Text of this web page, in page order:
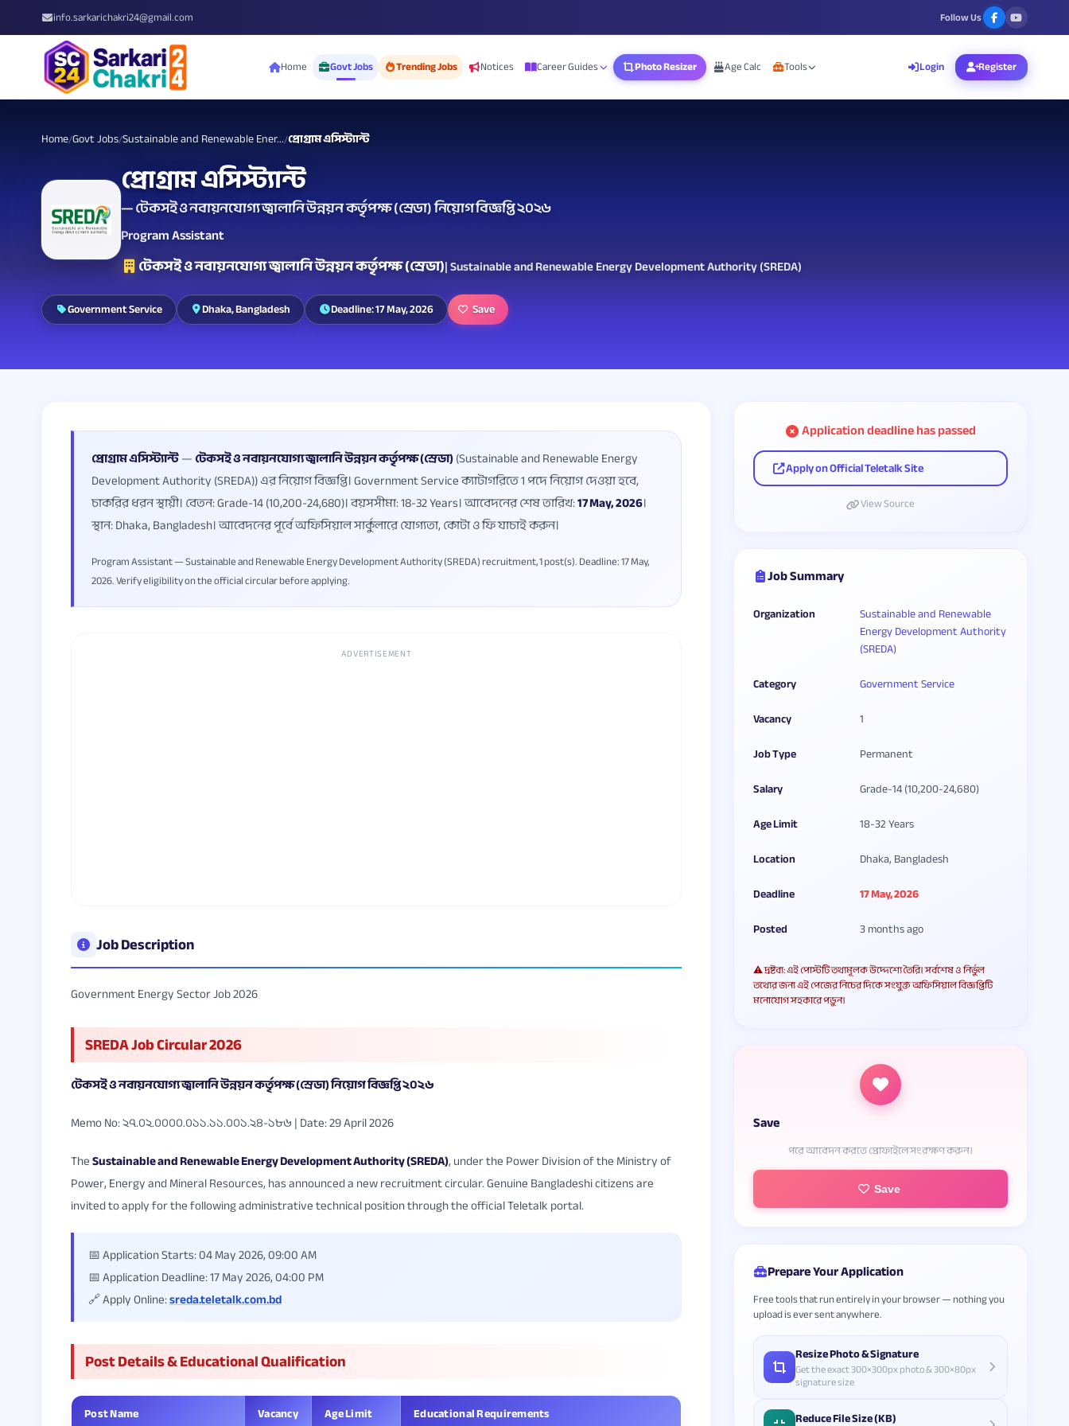
info.sarkarichakri24@gmail.com Follow Us
Home Govt Jobs Trending Jobs Notices Career Guides Photo Resizer Age Calc Tools Login Register
Home/Govt Jobs/Sustainable and Renewable Ener.../প্রোগ্রাম এসিস্ট্যান্ট
প্রোগ্রাম এসিস্ট্যান্ট
— টেকসই ও নবায়নযোগ্য জ্বালানি উন্নয়ন কর্তৃপক্ষ (স্রেডা) নিয়োগ বিজ্ঞপ্তি ২০২৬
Program Assistant
টেকসই ও নবায়নযোগ্য জ্বালানি উন্নয়ন কর্তৃপক্ষ (স্রেডা)| Sustainable and Renewable Energy Development Authority (SREDA)
Government Service Dhaka, Bangladesh Deadline: 17 May, 2026 Save
প্রোগ্রাম এসিস্ট্যান্ট—টেকসই ও নবায়নযোগ্য জ্বালানি উন্নয়ন কর্তৃপক্ষ (স্রেডা)(Sustainable and Renewable Energy
Development Authority (SREDA)) এর নিয়োগ বিজ্ঞপ্তি। Government Service ক্যাটাগরিতে 1 পদে নিয়োগ দেওয়া হবে,
চাকরির ধরন স্থায়ী। বেতন: Grade-14 (10,200-24,680)। বয়সসীমা: 18-32 Years। আবেদনের শেষ তারিখ:17 May, 2026।
স্থান: Dhaka, Bangladesh। আবেদনের পূর্বে অফিসিয়াল সার্কুলারে যোগ্যতা, কোটা ও ফি যাচাই করুন।
Program Assistant — Sustainable and Renewable Energy Development Authority (SREDA) recruitment, 1 post(s). Deadline: 17 May,
2026. Verify eligibility on the official circular before applying.
ADVERTISEMENT
Job Description
Government Energy Sector Job 2026
SREDA Job Circular 2026
টেকসই ও নবায়নযোগ্য জ্বালানি উন্নয়ন কর্তৃপক্ষ (স্রেডা) নিয়োগ বিজ্ঞপ্তি ২০২৬
Memo No: ২৭.০২.০০০০.০১১.১১.০০১.২৪-১৮৬ | Date: 29 April 2026
TheSustainable and Renewable Energy Development Authority (SREDA), under the Power Division of the Ministry of
Power, Energy and Mineral Resources, has announced a new recruitment circular. Genuine Bangladeshi citizens are
invited to apply for the following administrative technical position through the official Teletalk portal.
📅 Application Starts: 04 May 2026, 09:00 AM
📅 Application Deadline: 17 May 2026, 04:00 PM
🔗 Apply Online:sreda.teletalk.com.bd
Post Details & Educational Qualification
Post Name Vacancy Age Limit Educational Requirements
Application deadline has passed
Apply on Official Teletalk Site
View Source
Job Summary
Organization
Sustainable and Renewable
Energy Development Authority
(SREDA)
Category
Government Service
Vacancy
1
Job Type
Permanent
Salary
Grade-14 (10,200-24,680)
Age Limit
18-32 Years
Location
Dhaka, Bangladesh
Deadline
17 May, 2026
Posted
3 months ago
⚠️ দ্রষ্টব্য: এই পোস্টটি তথ্যমূলক উদ্দেশ্যে তৈরি। সর্বশেষ ও নির্ভুল
তথ্যের জন্য এই পেজের নিচের দিকে সংযুক্ত অফিসিয়াল বিজ্ঞপ্তিটি
মনোযোগ সহকারে পড়ুন।
Save
পরে আবেদন করতে প্রোফাইলে সংরক্ষণ করুন।
Save
Prepare Your Application
Free tools that run entirely in your browser — nothing you
upload is ever sent anywhere.
Resize Photo & Signature
Get the exact 300×300px photo & 300×80px
signature size
Reduce File Size (KB)